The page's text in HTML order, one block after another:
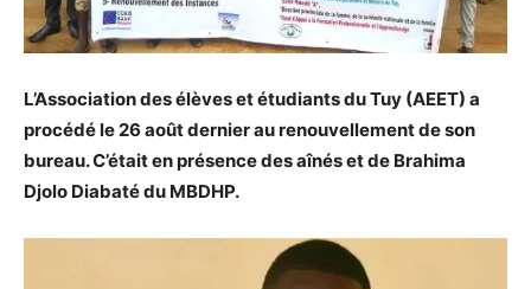
L’Association des élèves et étudiants du Tuy (AEET) a
procédé le 26 août dernier au renouvellement de son
bureau. C’était en présence des aînés et de Brahima
Djolo Diabaté du MBDHP.